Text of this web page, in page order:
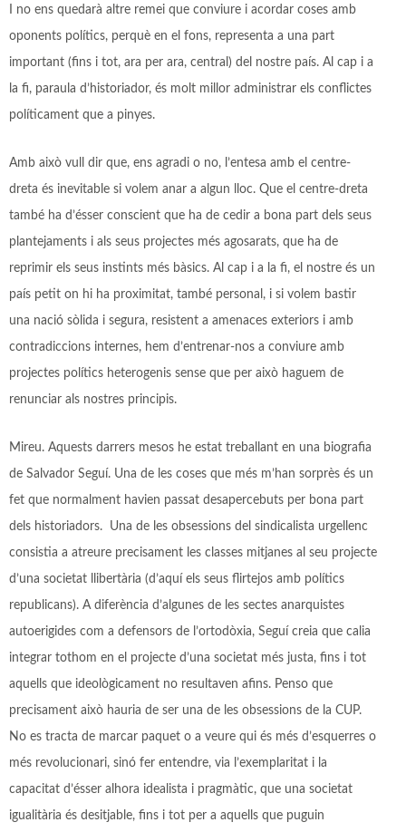
I no ens quedarà altre remei que conviure i acordar coses amb
oponents polítics, perquè en el fons, representa a una part
important (fins i tot, ara per ara, central) del nostre país. Al cap i a
la fi, paraula d’historiador, és molt millor administrar els conflictes
políticament que a pinyes.
Amb això vull dir que, ens agradi o no, l’entesa amb el centre-
dreta és inevitable si volem anar a algun lloc. Que el centre-dreta
també ha d’ésser conscient que ha de cedir a bona part dels seus
plantejaments i als seus projectes més agosarats, que ha de
reprimir els seus instints més bàsics. Al cap i a la fi, el nostre és un
país petit on hi ha proximitat, també personal, i si volem bastir
una nació sòlida i segura, resistent a amenaces exteriors i amb
contradiccions internes, hem d’entrenar-nos a conviure amb
projectes polítics heterogenis sense que per això haguem de
renunciar als nostres principis.
Mireu. Aquests darrers mesos he estat treballant en una biografia
de Salvador Seguí. Una de les coses que més m’han sorprès és un
fet que normalment havien passat desapercebuts per bona part
dels historiadors. Una de les obsessions del sindicalista urgellenc
consistia a atreure precisament les classes mitjanes al seu projecte
d’una societat llibertària (d’aquí els seus flirtejos amb polítics
republicans). A diferència d’algunes de les sectes anarquistes
autoerigides com a defensors de l’ortodòxia, Seguí creia que calia
integrar tothom en el projecte d’una societat més justa, fins i tot
aquells que ideològicament no resultaven afins. Penso que
precisament això hauria de ser una de les obsessions de la CUP.
No es tracta de marcar paquet o a veure qui és més d’esquerres o
més revolucionari, sinó fer entendre, via l’exemplaritat i la
capacitat d’ésser alhora idealista i pragmàtic, que una societat
igualitària és desitjable, fins i tot per a aquells que puguin